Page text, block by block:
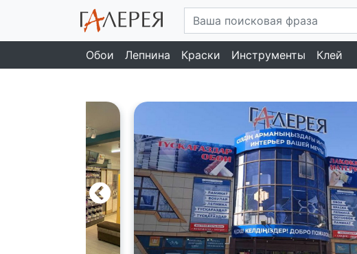
Обои Лепнина Краски Инструменты Клей